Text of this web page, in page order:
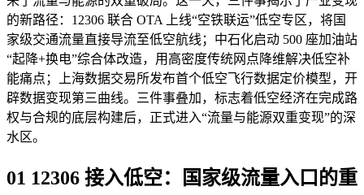
的新路径：12306 联合 OTA 上线“空铁联运”低空专区，将国
家级交通流量直接导流至低空航线；中石化启动 500 座加油站
“起降+换电”综合体改造，用高密度传统网点降维解决低空补
能痛点；上海数据交易所发布首个低空飞行数据定价模型，开
辟数据变现第三曲线。三件事叠加，标志着低空经济在完成路
权与合规的底层构建后，正式进入“流量与能源双重变现”的深
水区。
01 12306 接入低空：国家级流量入口的重